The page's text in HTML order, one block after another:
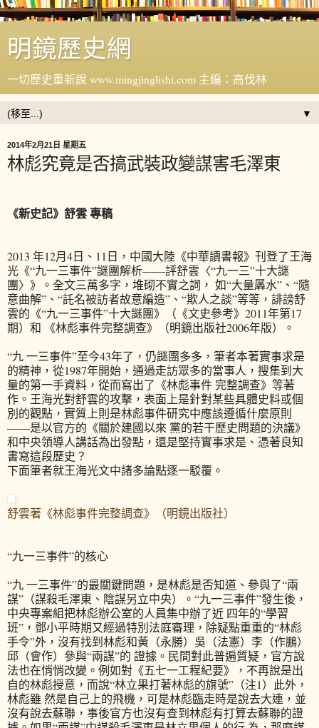
明鏡歷史網
一切歷史重新說 www.mingjinglishi.com 主編：高伐林
▼
2014年2月21日 星期五
林彪究竟是否搞武裝政變謀害毛澤東
《新史記》舒雲 專稿
2013 年12月4日、11日，中國大陸《中華讀書報》刊登了王海
光《“九一三事件”謎團解析——評舒雲〈“九一三”十大謎
團〉》。全文三萬多字，堆砌不實之詞， 如“大量羼水”、“隨
意曲解”、“託名被訪者故意編造”、“欺人之談”等等，誹謗舒
雲的《“九一三事件”十大謎團》（《文史參考》2011年第17
期）和 《林彪事件完整調查》（明鏡出版社2006年版）。
“九 一三事件”至今43年了，仍謎團多多，筆者本著實事求是
的精神，從1987年開始，通過走訪眾多的當事人，搜集到大
量的第一手資料，從而寫出了《林彪事件 完整調查》等著
作。王海光對舒雲的攻擊，表面上是針對某些具體史料或個
別的觀點，實質上則是林彪事件研究中應該遵循什麼原則
——是以官方的《關於建國以來 黨的若干歷史問題的決議》
和中央領導人講話為出發點，還是堅持實事求是、憑著良知
書寫這段歷史？
下面筆者就王海光文中諸多論點逐一駁覆。
舒雲著《林彪事件完整調查》（明鏡出版社）
“九一三事件”的核心
“九 一三事件”的最關鍵問題，是林彪是否知道、參與了“兩
謀”（謀殺毛澤東、陰謀另立中央）。“九一三事件”發生後，
中央專案組把林彪辦公室的人員集中辦了近 四年的“學習
班”，鄧小平時期又經過特別法庭審理，除疑點重重的“林彪
手令”外，沒有找到林彪和黃（永勝）吳（法憲）李（作鵬）
邱（會作）參與“兩謀”的 證據。民間對此普遍質疑，官方說
法也在悄悄改變。例如對《五七一工程紀要》，不再說是出
自的林彪授意，而說“林立果打著林彪的旗號”（注1）此外，
林彪雖 然是自己上的飛機，可是林彪臨走時是說去大連，並
沒有說去蘇聯，事後官方也沒有查到林彪有打算去蘇聯的證